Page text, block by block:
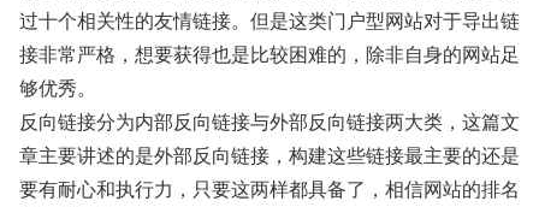
过十个相关性的友情链接。但是这类门户型网站对于导出链
接非常严格，想要获得也是比较困难的，除非自身的网站足
够优秀。
反向链接分为内部反向链接与外部反向链接两大类，这篇文
章主要讲述的是外部反向链接，构建这些链接最主要的还是
要有耐心和执行力，只要这两样都具备了，相信网站的排名